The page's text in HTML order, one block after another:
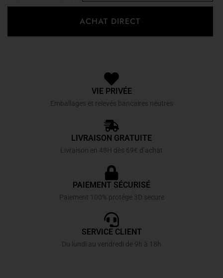
ACHAT DIRECT
VIE PRIVÉE
Emballages et relevés bancaires neutres
LIVRAISON GRATUITE
Livraison en 48H dès 69€ d’achat
PAIEMENT SÉCURISÉ
Paiement 100% protégé 3D secure
SERVICE CLIENT
Du lundi au vendredi de 9h à 18h